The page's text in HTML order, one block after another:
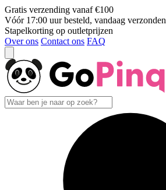
Gratis verzending vanaf €100
Vóór 17:00 uur besteld, vandaag verzonden
Stapelkorting op outletprijzen
Over ons Contact ons FAQ